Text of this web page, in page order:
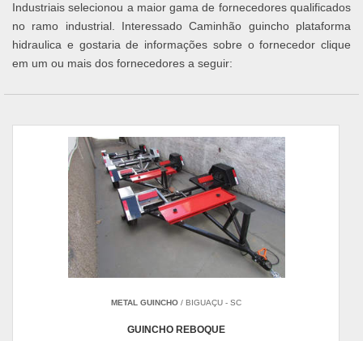
Industriais selecionou a maior gama de fornecedores qualificados
no ramo industrial. Interessado Caminhão guincho plataforma
hidraulica e gostaria de informações sobre o fornecedor clique
em um ou mais dos fornecedores a seguir:
METAL GUINCHO/ BIGUAÇU - SC
GUINCHO REBOQUE